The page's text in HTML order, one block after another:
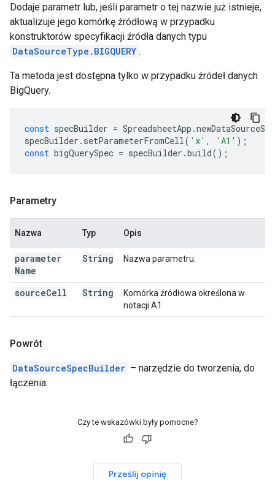
Dodaje parametr lub, jeśli parametr o tej nazwie już istnieje,
aktualizuje jego komórkę źródłową w przypadku
konstruktorów specyfikacji źródła danych typu
DataSourceType.BIGQUERY .
Ta metoda jest dostępna tylko w przypadku źródeł danych
BigQuery.
const specBuilder = SpreadsheetApp .
specBuilder . setParameterFromCell( 'x' , 'A1' );
const bigQuerySpec = specBuilder .build();
Parametry
Nazwa Typ Opis
parameter
Name
String Nazwa parametru.
sourceCell String
Komórka źródłowa określona w
notacji A1.
Powrót
DataSourceSpecBuilder – narzędzie do tworzenia, do
łączenia.
Czy te wskazówki były pomocne?
Prześlij opinię